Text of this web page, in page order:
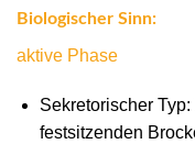
Biologischer Sinn:
aktive Phase
Sekretorischer
festsitzenden